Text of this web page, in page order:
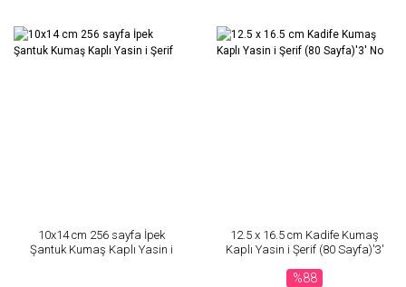
10x14 cm 256 sayfa İpek
Şantuk Kumaş Kaplı Yasin i
12.5 x 16.5 cm Kadife Kumaş
Kaplı Yasin i Şerif (80 Sayfa)'3'
%88